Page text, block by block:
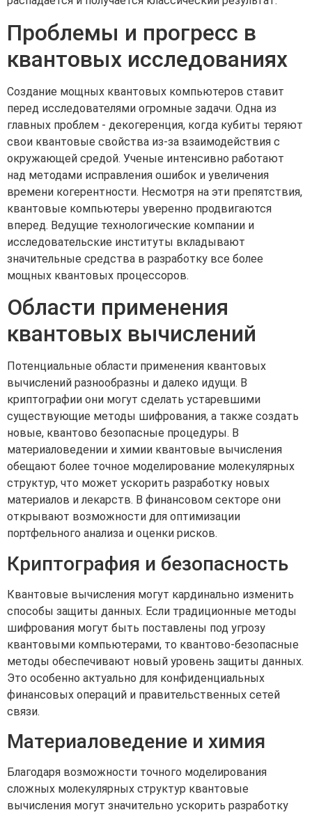
Проблемы и прогресс в
квантовых исследованиях
Создание мощных квантовых компьютеров ставит
перед исследователями огромные задачи. Одна из
главных проблем - декогеренция, когда кубиты теряют
свои квантовые свойства из-за взаимодействия с
окружающей средой. Ученые интенсивно работают
над методами исправления ошибок и увеличения
времени когерентности. Несмотря на эти препятствия,
квантовые компьютеры уверенно продвигаются
вперед. Ведущие технологические компании и
исследовательские институты вкладывают
значительные средства в разработку все более
мощных квантовых процессоров.
Области применения
квантовых вычислений
Потенциальные области применения квантовых
вычислений разнообразны и далеко идущи. В
криптографии они могут сделать устаревшими
существующие методы шифрования, а также создать
новые, квантово безопасные процедуры. В
материаловедении и химии квантовые вычисления
обещают более точное моделирование молекулярных
структур, что может ускорить разработку новых
материалов и лекарств. В финансовом секторе они
открывают возможности для оптимизации
портфельного анализа и оценки рисков.
Криптография и безопасность
Квантовые вычисления могут кардинально изменить
способы защиты данных. Если традиционные методы
шифрования могут быть поставлены под угрозу
квантовыми компьютерами, то квантово-безопасные
методы обеспечивают новый уровень защиты данных.
Это особенно актуально для конфиденциальных
финансовых операций и правительственных сетей
связи.
Материаловедение и химия
Благодаря возможности точного моделирования
сложных молекулярных структур квантовые
вычисления могут значительно ускорить разработку